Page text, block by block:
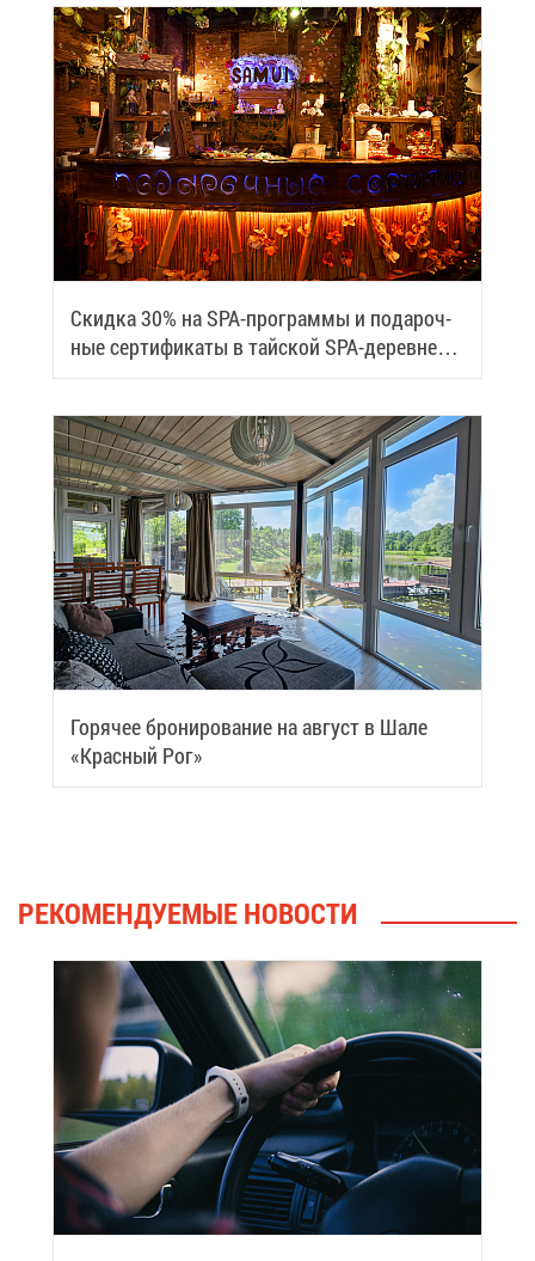
Скид­ка 30% на SPA-про­грам­мы и по­да­роч­
ные сер­ти­фи­ка­ты в тай­ской SPA-де­ревне
Samui
Го­ря­чее бро­ни­ро­ва­ние на ав­густ в Ша­ле
«Крас­ный Рог»
РЕ­КО­МЕН­ДУ­Е­МЫЕ НО­ВО­СТИ